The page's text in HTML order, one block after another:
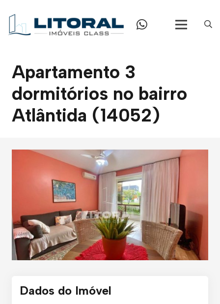
Apartamento 3
dormitórios no bairro
Atlântida (14052)
Dados do Imóvel